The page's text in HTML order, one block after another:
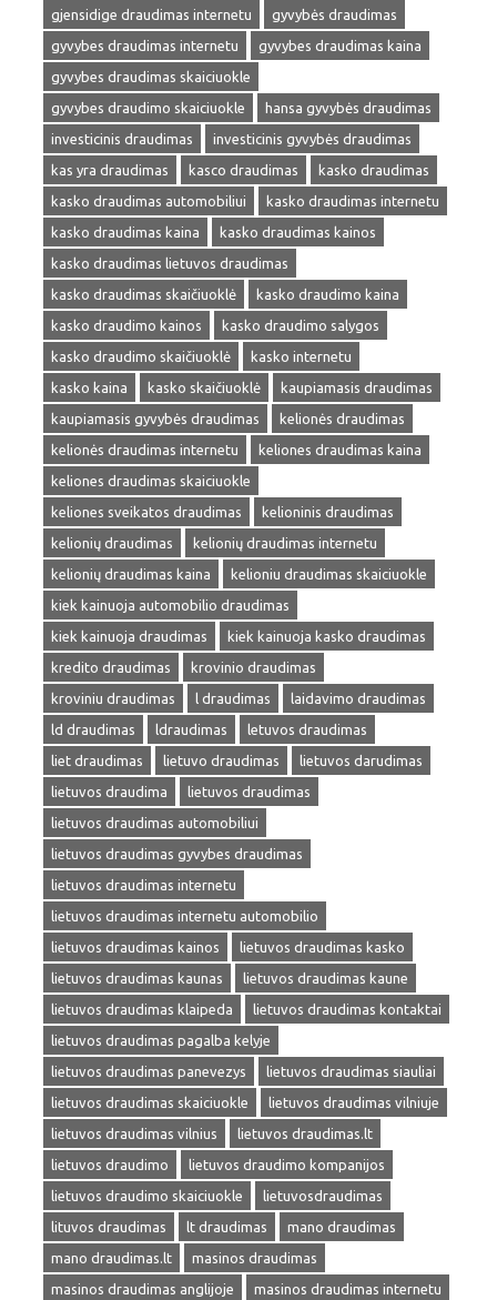
gjensidige draudimas internetu
gyvybės draudimas
gyvybes draudimas internetu
gyvybes draudimas kaina
gyvybes draudimas skaiciuokle
gyvybes draudimo skaiciuokle
hansa gyvybės draudimas
investicinis draudimas
investicinis gyvybės draudimas
kas yra draudimas
kasco draudimas
kasko draudimas
kasko draudimas automobiliui
kasko draudimas internetu
kasko draudimas kaina
kasko draudimas kainos
kasko draudimas lietuvos draudimas
kasko draudimas skaičiuoklė
kasko draudimo kaina
kasko draudimo kainos
kasko draudimo salygos
kasko draudimo skaičiuoklė
kasko internetu
kasko kaina
kasko skaičiuoklė
kaupiamasis draudimas
kaupiamasis gyvybės draudimas
kelionės draudimas
kelionės draudimas internetu
keliones draudimas kaina
keliones draudimas skaiciuokle
keliones sveikatos draudimas
kelioninis draudimas
kelionių draudimas
kelionių draudimas internetu
kelionių draudimas kaina
kelioniu draudimas skaiciuokle
kiek kainuoja automobilio draudimas
kiek kainuoja draudimas
kiek kainuoja kasko draudimas
kredito draudimas
krovinio draudimas
kroviniu draudimas
l draudimas
laidavimo draudimas
ld draudimas
ldraudimas
letuvos draudimas
liet draudimas
lietuvo draudimas
lietuvos darudimas
lietuvos draudima
lietuvos draudimas
lietuvos draudimas automobiliui
lietuvos draudimas gyvybes draudimas
lietuvos draudimas internetu
lietuvos draudimas internetu automobilio
lietuvos draudimas kainos
lietuvos draudimas kasko
lietuvos draudimas kaunas
lietuvos draudimas kaune
lietuvos draudimas klaipeda
lietuvos draudimas kontaktai
lietuvos draudimas pagalba kelyje
lietuvos draudimas panevezys
lietuvos draudimas siauliai
lietuvos draudimas skaiciuokle
lietuvos draudimas vilniuje
lietuvos draudimas vilnius
lietuvos draudimas.lt
lietuvos draudimo
lietuvos draudimo kompanijos
lietuvos draudimo skaiciuokle
lietuvosdraudimas
lituvos draudimas
lt draudimas
mano draudimas
mano draudimas.lt
masinos draudimas
masinos draudimas anglijoje
masinos draudimas internetu